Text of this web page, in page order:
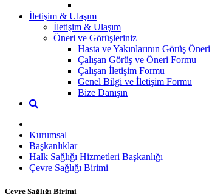
İletişim & Ulaşım
İletişim & Ulaşım
Öneri ve Görüşleriniz
Hasta ve Yakınlarının Görüş
Çalışan Görüş ve Öneri Formu
Çalışan İletişim Formu
Genel Bilgi ve İletişim Formu
Bize Danışın
Kurumsal
Başkanlıklar
Halk Sağlığı Hizmetleri Başkanlığı
Çevre Sağlığı Birimi
Çevre Sağlığı Birimi